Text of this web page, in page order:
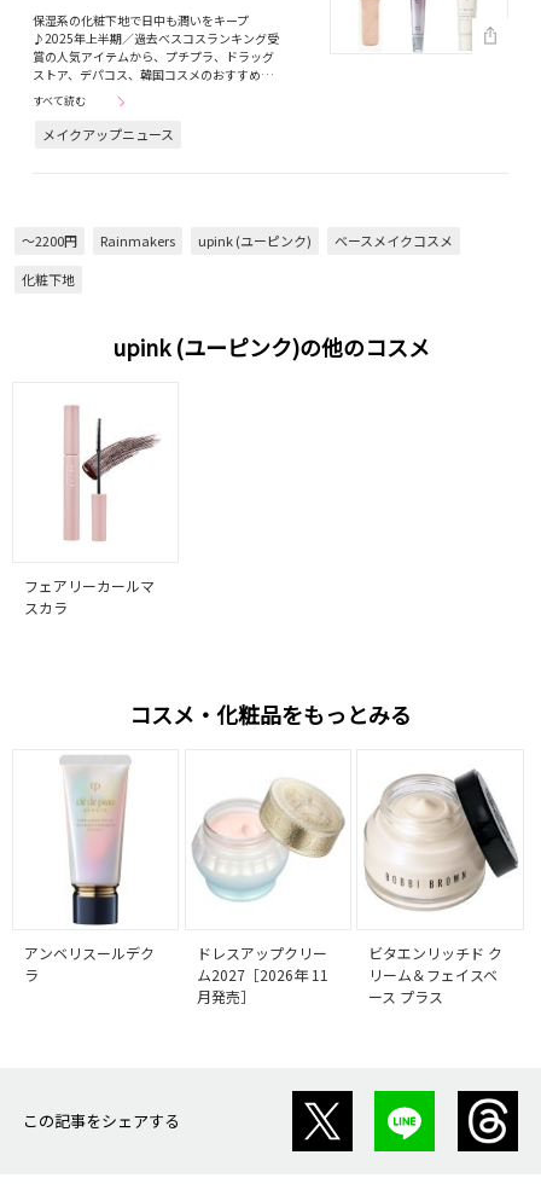
保湿系の化粧下地で日中も潤いをキープ
♪2025年上半期／過去べスコスランキング受
賞の人気アイテムから、プチプラ、ドラッグ
ストア、デパコス、韓国コスメのおすすめ…
すべて読む
メイクアップニュース
～2200円 Rainmakers upink (ユーピンク)
ベースメイクコスメ
化粧下地
upink (ユーピンク)の他のコスメ
フェアリーカールマ
スカラ
コスメ・化粧品をもっとみる
アンベリスールデク
ラ
ドレスアップクリー
ム2027［2026年 11
月発売］
ビタエンリッチド ク
リーム＆フェイスベ
ース プラス
この記事をシェアする